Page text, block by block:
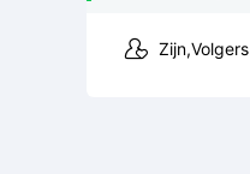
Zijn,Volgers